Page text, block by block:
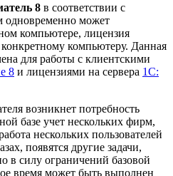
8 в соответствии с
может
компьютере, лицензия
компьютеру. Данная
для работы с клиентскими
8 и лицензиями на сервера 1С:
возникнет потребность
базе учет нескольких фирм,
нескольких пользователей
появятся другие задачи,
в силу ограничений базовой
время может быть выполнен